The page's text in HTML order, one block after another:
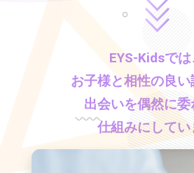
EYS-Kidsでは
お子様と相性の良
出会いを偶然に委
仕組みにしてい